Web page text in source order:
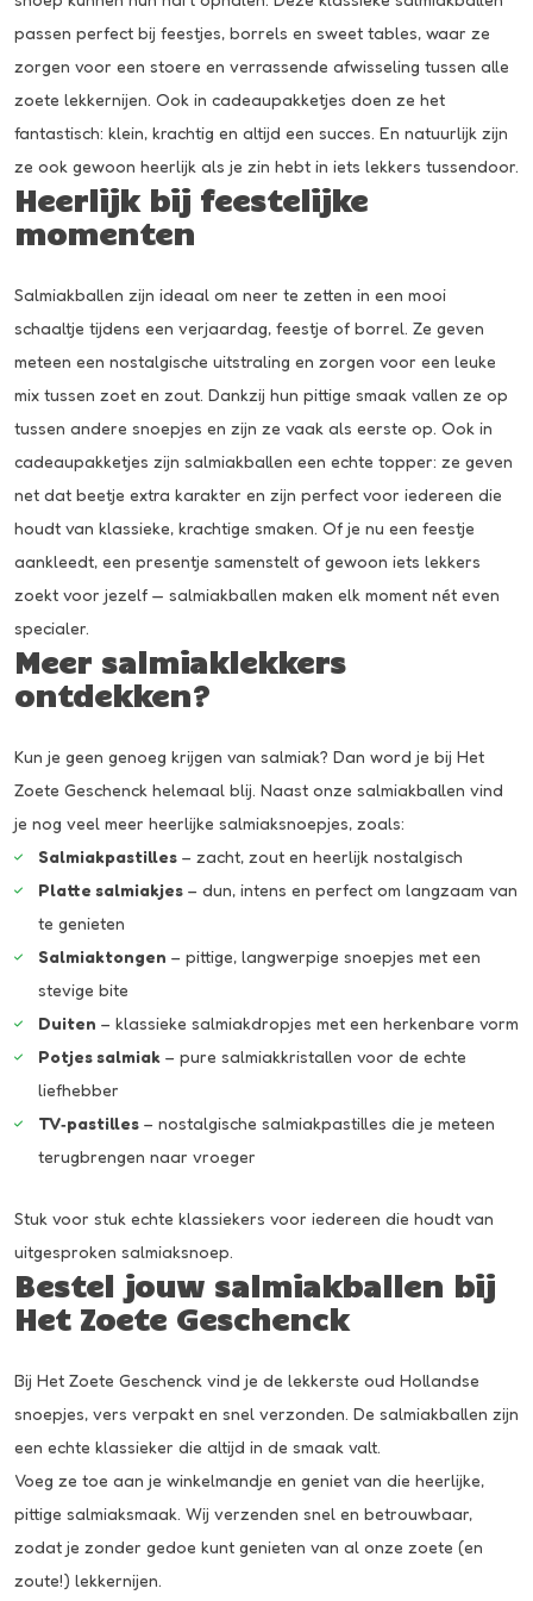
passen perfect bij feestjes, borrels en sweet tables, waar ze
zorgen voor een stoere en verrassende afwisseling tussen alle
zoete lekkernijen. Ook in cadeaupakketjes doen ze het
fantastisch: klein, krachtig en altijd een succes. En natuurlijk zijn
ze ook gewoon heerlijk als je zin hebt in iets lekkers tussendoor.
Heerlijk bij feestelijke
momenten
Salmiakballen zijn ideaal om neer te zetten in een mooi
schaaltje tijdens een verjaardag, feestje of borrel. Ze geven
meteen een nostalgische uitstraling en zorgen voor een leuke
mix tussen zoet en zout. Dankzij hun pittige smaak vallen ze op
tussen andere snoepjes en zijn ze vaak als eerste op. Ook in
cadeaupakketjes zijn salmiakballen een echte topper: ze geven
net dat beetje extra karakter en zijn perfect voor iedereen die
houdt van klassieke, krachtige smaken. Of je nu een feestje
aankleedt, een presentje samenstelt of gewoon iets lekkers
zoekt voor jezelf — salmiakballen maken elk moment nét even
specialer.
Meer salmiaklekkers
ontdekken?
Kun je geen genoeg krijgen van salmiak? Dan word je bij Het
Zoete Geschenck helemaal blij. Naast onze salmiakballen vind
je nog veel meer heerlijke salmiaksnoepjes, zoals:
Salmiakpastilles – zacht, zout en heerlijk nostalgisch
Platte salmiakjes – dun, intens en perfect om langzaam van
te genieten
Salmiaktongen – pittige, langwerpige snoepjes met een
stevige bite
Duiten – klassieke salmiakdropjes met een herkenbare vorm
Potjes salmiak – pure salmiakkristallen voor de echte
liefhebber
TV‑pastilles – nostalgische salmiakpastilles die je meteen
terugbrengen naar vroeger
Stuk voor stuk echte klassiekers voor iedereen die houdt van
uitgesproken salmiaksnoep.
Bestel jouw salmiakballen bij
Het Zoete Geschenck
Bij Het Zoete Geschenck vind je de lekkerste oud Hollandse
snoepjes, vers verpakt en snel verzonden. De salmiakballen zijn
een echte klassieker die altijd in de smaak valt.
Voeg ze toe aan je winkelmandje en geniet van die heerlijke,
pittige salmiaksmaak. Wij verzenden snel en betrouwbaar,
zodat je zonder gedoe kunt genieten van al onze zoete (en
zoute!) lekkernijen.